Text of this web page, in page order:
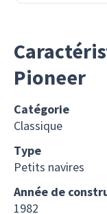
Pioneer
Catégorie
Classique
Type
Petits navires
Année de
1982